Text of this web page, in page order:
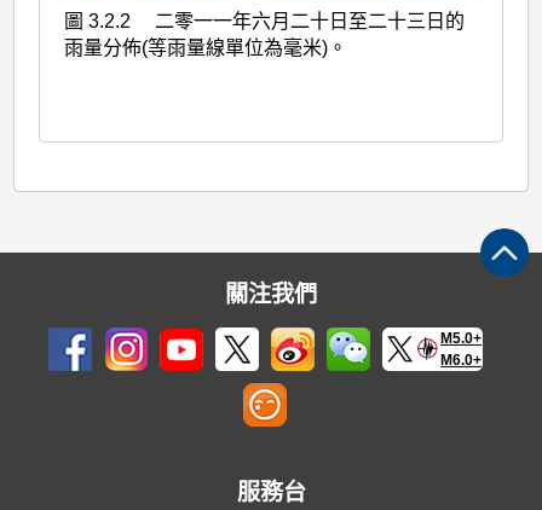
圖 3.2.2 二零一一年六月二十日至二十三日的
雨量分佈(等雨量線單位為毫米)。
關注我們
M5.0+
M6.0+
服務台